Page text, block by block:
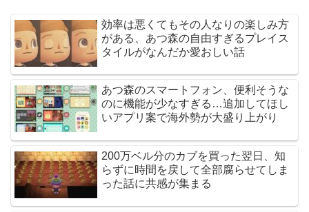
効率は悪くてもその人なりの楽しみ方
がある、あつ森の自由すぎるプレイス
タイルがなんだか愛おしい話
あつ森のスマートフォン、便利そうな
のに機能が少なすぎる…追加してほし
いアプリ案で海外勢が大盛り上がり
200万ベル分のカブを買った翌日、知
らずに時間を戻して全部腐らせてしま
った話に共感が集まる